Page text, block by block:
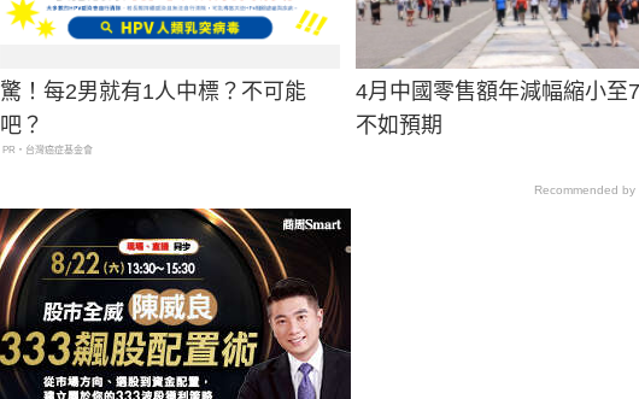
驚！每2男就有1人中標？不可能
吧？
PR・台灣癌症基金會
4月中國零售額年減幅縮小至
不如預期
Recommended by